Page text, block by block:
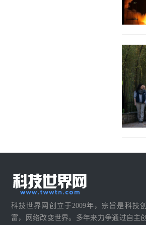
科技世界网创立于2009年，宗旨是科技
富，网络改变世界。多年来力争通过自主